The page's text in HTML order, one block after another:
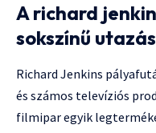
A richard
sokszínű utazás
Richard Jenkins
és számos televíziós
filmipar egyik